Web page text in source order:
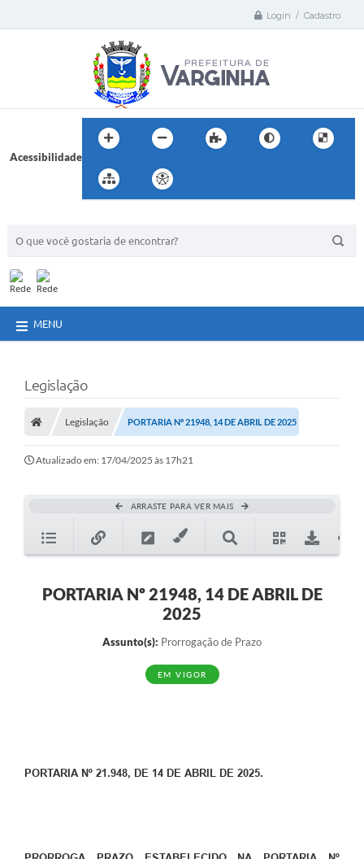
Login / Cadastro
Acessibilidade
MENU
Legislação
Legislação PORTARIA Nº 21948, 14 DE ABRIL DE 2025
Atualizado em: 17/04/2025 às 17h21
ARRASTE PARA VER MAIS
PORTARIA Nº 21948, 14 DE ABRIL DE
2025
Assunto(s): Prorrogação de Prazo
EM VIGOR
PORTARIA Nº 21.948, DE 14 DE ABRIL DE 2025.